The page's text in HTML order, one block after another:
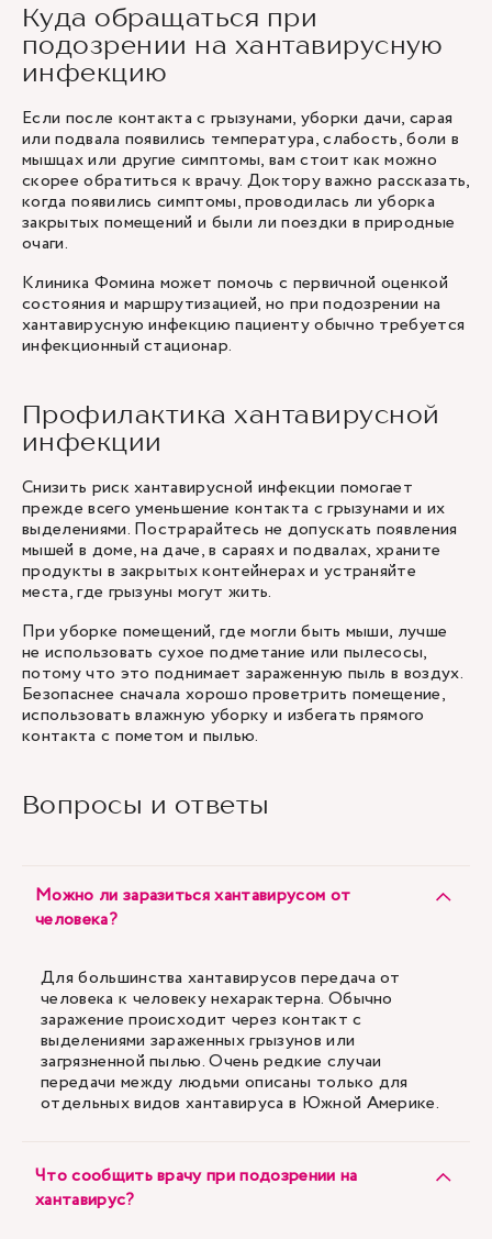
Куда обращаться при
подозрении на хантавирусную
инфекцию
Если после контакта с грызунами, уборки дачи, сарая
или подвала появились температура, слабость, боли в
мышцах или другие симптомы, вам стоит как можно
скорее обратиться к врачу. Доктору важно рассказать,
когда появились симптомы, проводилась ли уборка
закрытых помещений и были ли поездки в природные
очаги.
Клиника Фомина может помочь с первичной оценкой
состояния и маршрутизацией, но при подозрении на
хантавирусную инфекцию пациенту обычно требуется
инфекционный стационар.
Профилактика хантавирусной
инфекции
Снизить риск хантавирусной инфекции помогает
прежде всего уменьшение контакта с грызунами и их
выделениями. Пострарайтесь не допускать появления
мышей в доме, на даче, в сараях и подвалах, храните
продукты в закрытых контейнерах и устраняйте
места, где грызуны могут жить.
При уборке помещений, где могли быть мыши, лучше
не использовать сухое подметание или пылесосы,
потому что это поднимает зараженную пыль в воздух.
Безопаснее сначала хорошо проветрить помещение,
использовать влажную уборку и избегать прямого
контакта с пометом и пылью.
Вопросы и ответы
Можно ли заразиться хантавирусом от
человека?
Для большинства хантавирусов передача от
человека к человеку нехарактерна. Обычно
заражение происходит через контакт с
выделениями зараженных грызунов или
загрязненной пылью. Очень редкие случаи
передачи между людьми описаны только для
отдельных видов хантавируса в Южной Америке.
Что сообщить врачу при подозрении на
хантавирус?